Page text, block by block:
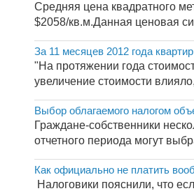
Средняя цена квадратного
$2058/кв.м.Данная ценовая
За 11 месяцев 2012 года
"На протяжении года
увеличение стоимости
Выбор облагаемого налогом
Граждане-собственники
отчетного периода могут
Как официально не платить
Налоговики пояснили, что